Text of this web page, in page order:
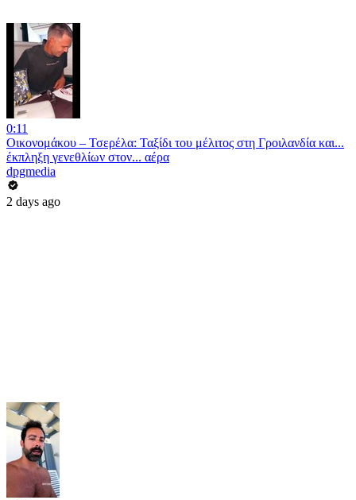
0:11
Οικονομάκου – Τσερέλα: Ταξίδι του μέλιτος στη Γροιλανδία και...
έκπληξη γενεθλίων στον... αέρα
dpgmedia
2 days ago